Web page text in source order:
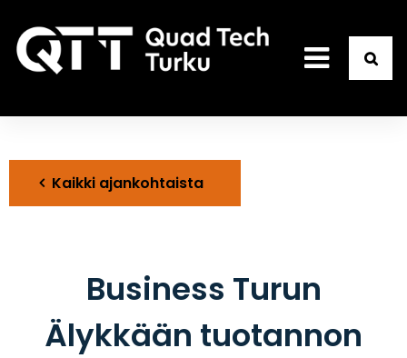
Kaikki ajankohtaista
Business Turun
Älykkään tuotannon